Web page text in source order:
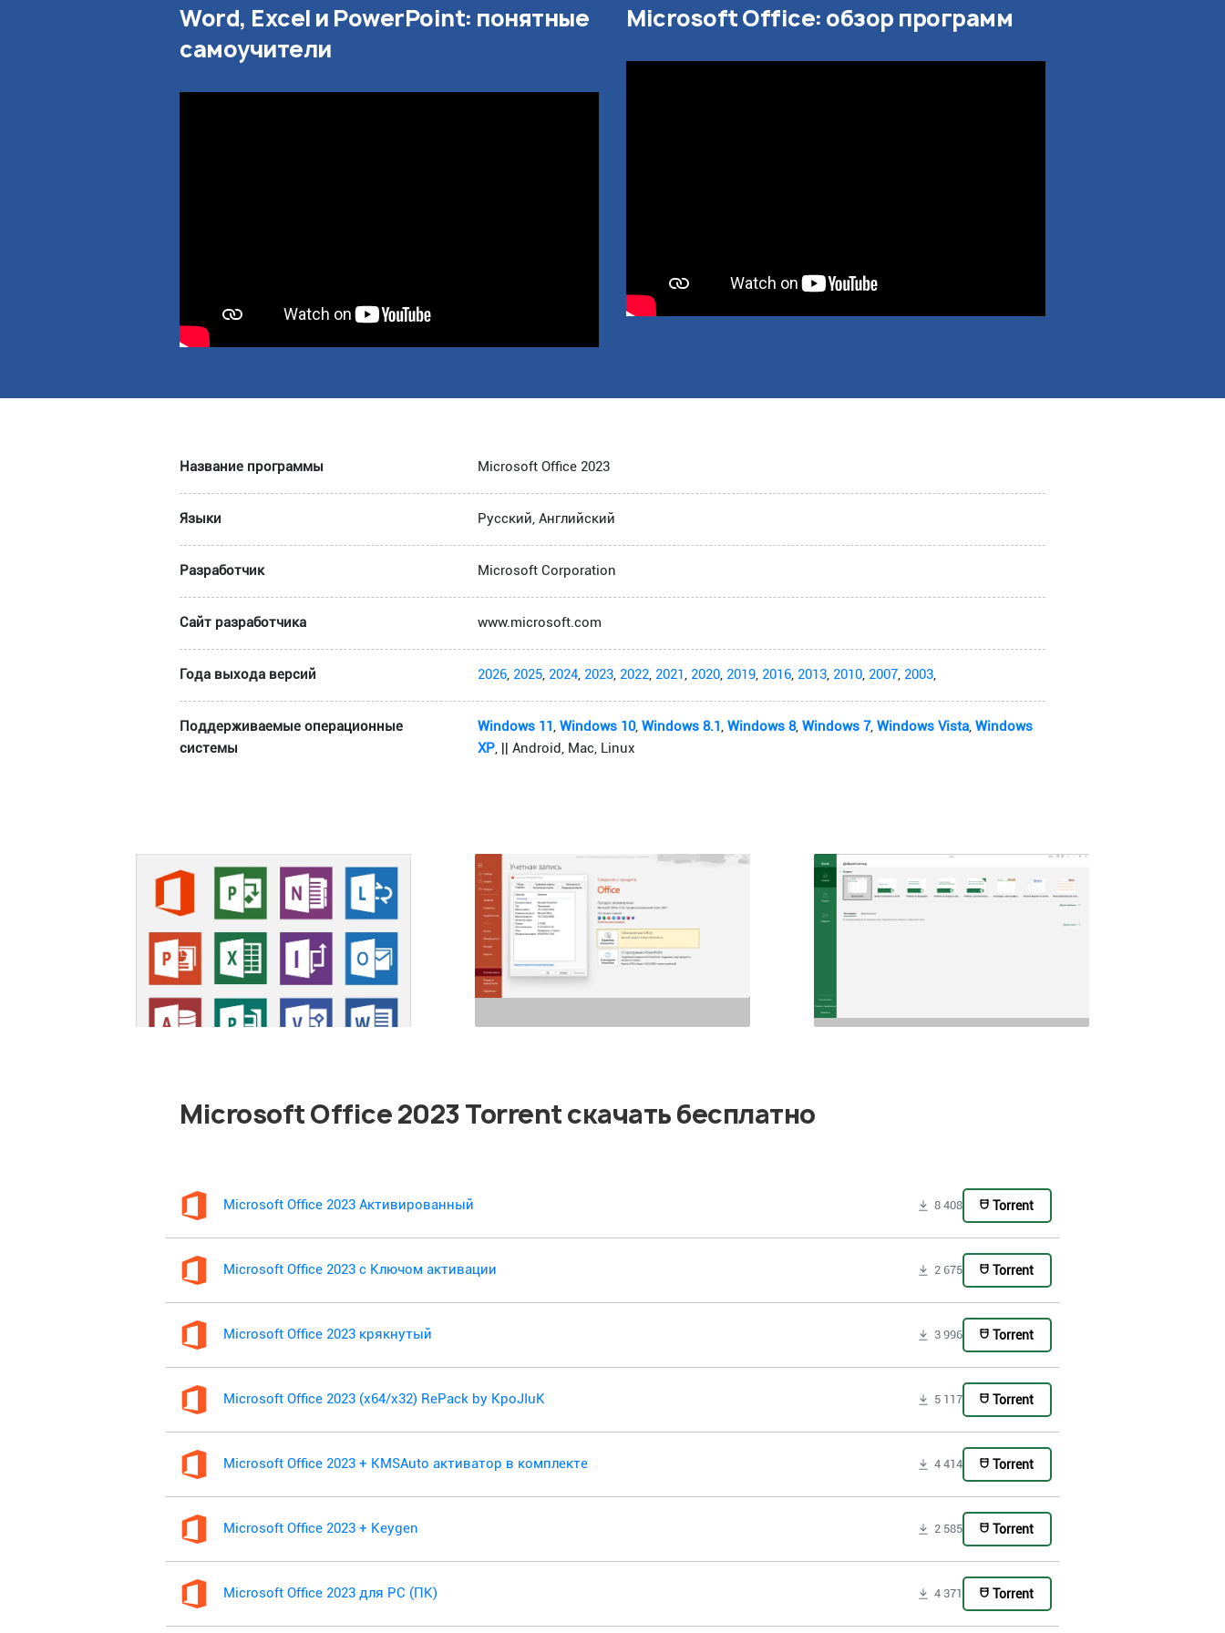
Word, Excel и PowerPoint: понятные
самоучители
Microsoft Office: обзор программ
Название программы Microsoft Office 2023
Языки Русский, Английский
Разработчик Microsoft Corporation
Сайт разработчика www.microsoft.com
Года выхода версий 2026, 2025, 2024, 2023, 2022, 2021, 2020, 2019, 2016, 2013, 2010, 2007, 2003,
Поддерживаемые операционные
системы
Windows 11 , Windows 10, Windows 8.1 , Windows 8, Windows 7, Windows Vista, Windows
XP, || Android, Mac, Linux
Microsoft Office 2023 Torrent скачать бесплатно
Microsoft Office 2023 Активированный 8 408 Torrent
Microsoft Office 2023 с Ключом активации 2 675 Torrent
Microsoft Office 2023 крякнутый 3 996 Torrent
Microsoft Office 2023 (x64/x32) RePack by KpoJIuK 5 117 Torrent
Microsoft Office 2023 + KMSAuto активатор в комплекте 4 414 Torrent
Microsoft Office 2023 + Keygen 2 585 Torrent
Microsoft Office 2023 для PC (ПК) 4 371 Torrent